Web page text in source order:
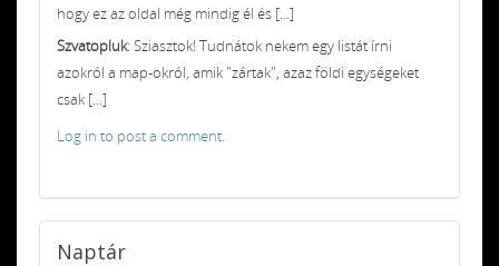
hogy ez az oldal még mindig él és [...]
Szvatopluk: Sziasztok! Tudnátok nekem egy listát írni
azokról a map-okról, amik "zártak", azaz földi egységeket
csak [...]
Log in to post a comment.
Naptár